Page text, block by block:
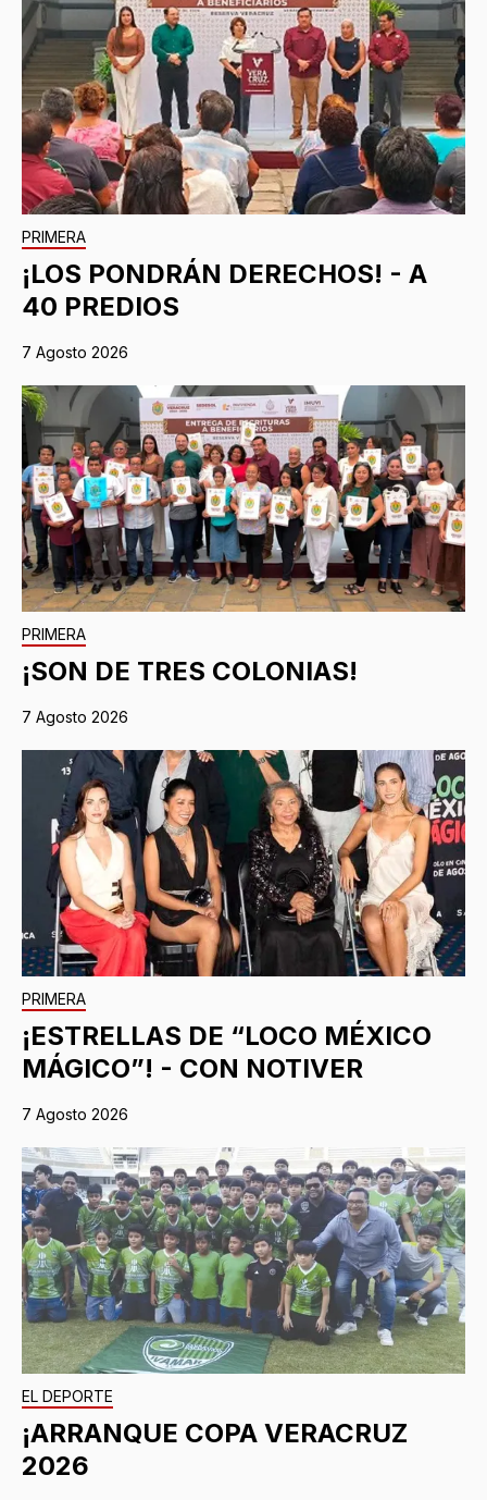
PRIMERA
¡LOS PONDRÁN DERECHOS! - A
40 PREDIOS
7 Agosto 2026
PRIMERA
¡SON DE TRES COLONIAS!
7 Agosto 2026
PRIMERA
¡ESTRELLAS DE “LOCO MÉXICO
MÁGICO”! - CON NOTIVER
7 Agosto 2026
EL DEPORTE
¡ARRANQUE COPA VERACRUZ
2026